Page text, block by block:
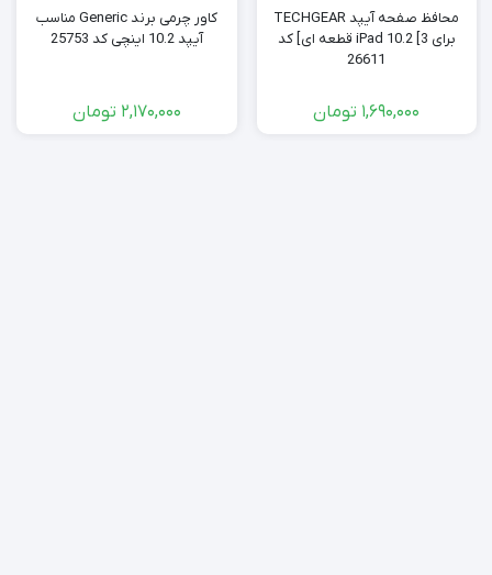
محافظ صفحه آیپد TECHGEAR
برای iPad 10.2 [3 قطعه ای] کد
26611
1,690,000 تومان
کاور چرمی برند Generic مناسب
آیپد 10.2 اینچی کد 25753
2,170,000 تومان